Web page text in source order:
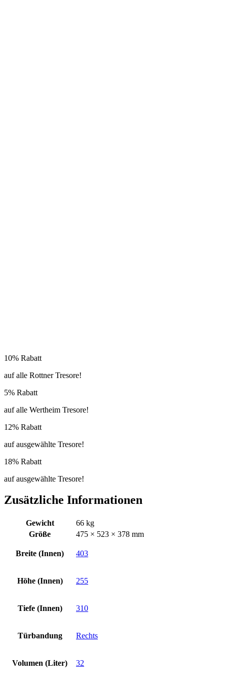
10% Rabatt
auf alle Rottner Tresore!
5% Rabatt
auf alle Wertheim Tresore!
12% Rabatt
auf ausgewählte Tresore!
18% Rabatt
auf ausgewählte Tresore!
Zusätzliche Informationen
Gewicht
66 kg
Größe
475 × 523 × 378 mm
Breite (Innen) 403
Höhe (Innen) 255
Tiefe (Innen) 310
Türbandung Rechts
Volumen (Liter) 32